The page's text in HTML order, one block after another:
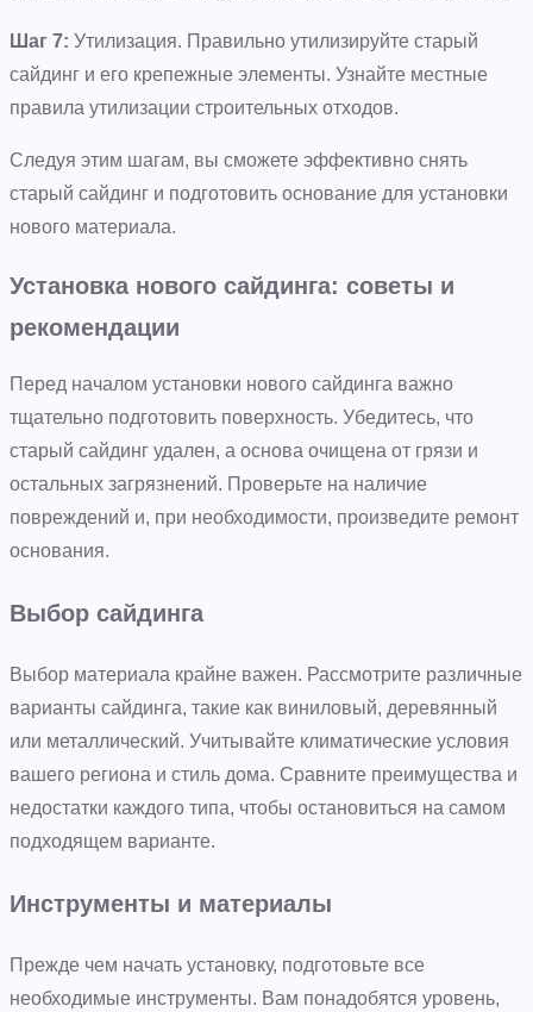
Шаг 7: Утилизация. Правильно утилизируйте старый
сайдинг и его крепежные элементы. Узнайте местные
правила утилизации строительных отходов.
Следуя этим шагам, вы сможете эффективно снять
старый сайдинг и подготовить основание для установки
нового материала.
Установка нового сайдинга: советы и
рекомендации
Перед началом установки нового сайдинга важно
тщательно подготовить поверхность. Убедитесь, что
старый сайдинг удален, а основа очищена от грязи и
остальных загрязнений. Проверьте на наличие
повреждений и, при необходимости, произведите ремонт
основания.
Выбор сайдинга
Выбор материала крайне важен. Рассмотрите различные
варианты сайдинга, такие как виниловый, деревянный
или металлический. Учитывайте климатические условия
вашего региона и стиль дома. Сравните преимущества и
недостатки каждого типа, чтобы остановиться на самом
подходящем варианте.
Инструменты и материалы
Прежде чем начать установку, подготовьте все
необходимые инструменты. Вам понадобятся уровень,